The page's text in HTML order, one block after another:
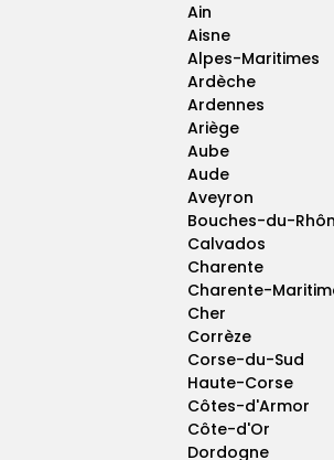
Ain
Aisne
Alpes-Maritimes
Ardèche
Ardennes
Ariège
Aube
Aude
Aveyron
Bouches-du-
Calvados
Charente
Charente-
Cher
Corrèze
Corse-du-Sud
Haute-Corse
Côtes-d'Armor
Côte-d'Or
Dordogne